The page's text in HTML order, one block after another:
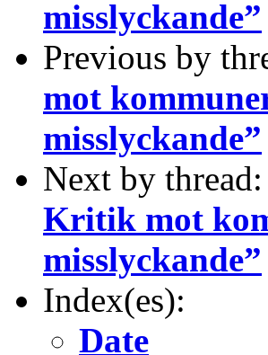
misslyckande”
Previous by
mot
misslyckande”
Next by thread:
Kritik mot
misslyckande”
Index(es):
Date